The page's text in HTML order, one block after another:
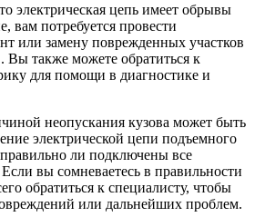
электрическая цепь имеет обрывы
вам потребуется провести
или замену поврежденных участков
Вы также можете обратиться к
для помощи в диагностике и
неопускания кузова может быть
электрической цепи подъемного
ли подключены все
вы сомневаетесь в правильности
обратиться к специалисту, чтобы
или дальнейших проблем.